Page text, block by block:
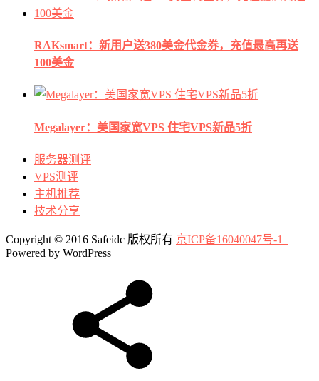
RAKsmart：新用户送380美金代金券，充值最高再送
100美金
Megalayer：美国家宽VPS 住宅VPS新品5折
服务器测评
VPS测评
主机推荐
技术分享
Copyright © 2016 Safeidc 版权所有 京ICP备16040047号-1
Powered by WordPress